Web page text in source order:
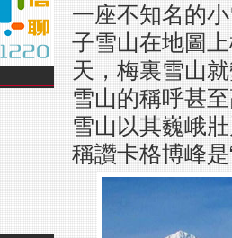
一座不知名的
子雪山在地圖
天，梅裏雪山
雪山的稱呼甚
雪山以其巍峨
稱讚卡格博峰